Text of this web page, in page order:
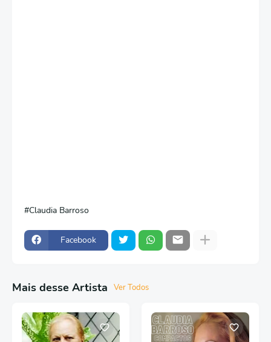
Claudia Barroso
Facebook
Mais desse Artista Ver Todos